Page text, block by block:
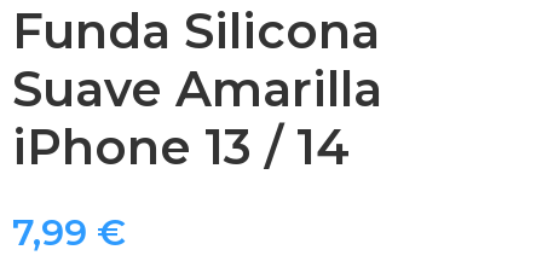
Funda Silicona
Suave Amarilla
iPhone 13 / 14
7,99 €
Accesorios
Garantía Zaraphone